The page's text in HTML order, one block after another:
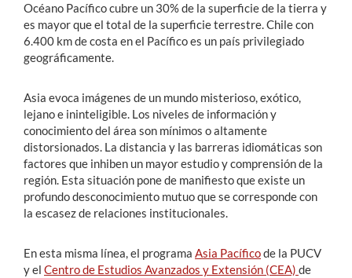
Océano Pacífico cubre un 30% de la superficie de la tierra y
es mayor que el total de la superficie terrestre. Chile con
6.400 km de costa en el Pacífico es un país privilegiado
geográficamente.
Asia evoca imágenes de un mundo misterioso, exótico,
lejano e ininteligible. Los niveles de información y
conocimiento del área son mínimos o altamente
distorsionados. La distancia y las barreras idiomáticas son
factores que inhiben un mayor estudio y comprensión de la
región. Esta situación pone de manifiesto que existe un
profundo desconocimiento mutuo que se corresponde con
la escasez de relaciones institucionales.
En esta misma línea, el programa Asia Pacíficode la PUCV
y el Centro de Estudios Avanzados y Extensión (CEA) de